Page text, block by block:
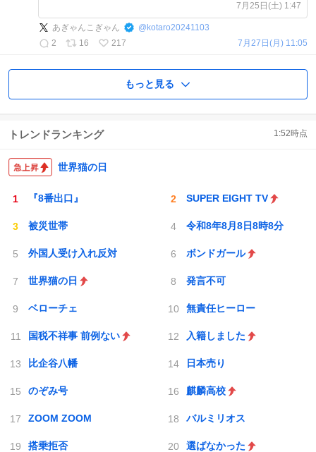
7月25日(土) 1:47
あぎゃんこぎゃん @ kotaro20241103
2
16 217 7月27日(月) 11:05
もっと見る
トレンドランキング 1:52時点
世界猫の日
『8番出口』 SUPER EIGHT TV
被災世帯 令和8年8月8日8時8分
外国人受け入れ反対 ボンドガール
世界猫の日 発言不可
ベローチェ 無責任ヒーロー
国税不祥事 前例ない 入籍しました
比企谷八幡 日本売り
のぞみ号 麒麟高校
ZOOM ZOOM バルミリオス
搭乗拒否 選ばなかった